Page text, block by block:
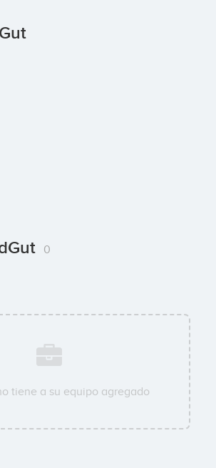
0
tiene a su equipo agregado